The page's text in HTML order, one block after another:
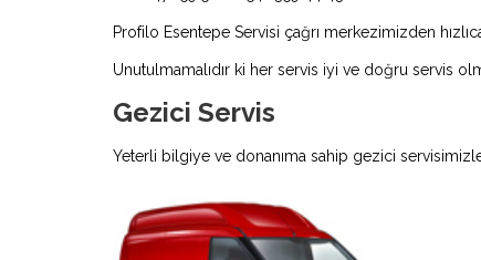
Profilo Esentepe Servisi çağrı merkezimizden
Unutulmamalıdır ki her servis iyi ve doğru servis
Gezici Servis
Yeterli bilgiye ve donanıma sahip gezici